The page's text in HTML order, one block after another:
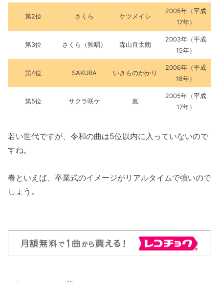
第2位 さくら ケツメイシ
2005年（平成
17年）
第3位 さくら（独唱） 森山直太朗
2003年（平成
15年）
第4位 SAKURA いきものがかり
2006年（平成
18年）
第5位 サクラ咲ケ 嵐
2005年（平成
17年）
若い世代ですが、令和の曲は5位以内に入っていないので
すね。
春といえば、卒業式のイメージがリアルタイムで強いので
しょう。